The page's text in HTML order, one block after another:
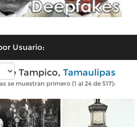
Usuario:
de Tampico, Tamaulipas
se muestran primero (1 al 24 de 517):